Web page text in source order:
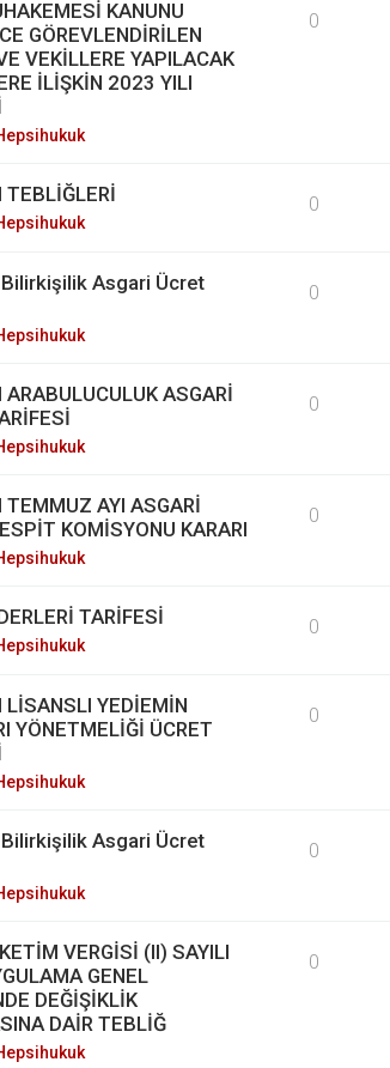
KANUNU
GÖREVLENDİRİLEN
VEKİLLERE YAPILACAK
İLİŞKİN 2023 YILI
0
0
Bilirkişilik Asgari Ücret
0
ASGARİ
0
AYI ASGARİ
KOMİSYONU KARARI
0
TARİFESİ 0
YEDİEMİN
YÖNETMELİĞİ ÜCRET
0
Bilirkişilik Asgari Ücret
0
VERGİSİ (II) SAYILI
GENEL
DEĞİŞİKLİK
DAİR TEBLİĞ
0